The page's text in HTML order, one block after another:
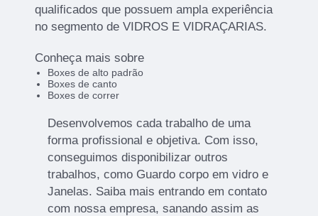
qualificados que possuem ampla experiência
no segmento de VIDROS E VIDRAÇARIAS.
Conheça mais sobre
Boxes de alto padrão
Boxes de canto
Boxes de correr
Desenvolvemos cada trabalho de uma
forma profissional e objetiva. Com isso,
conseguimos disponibilizar outros
trabalhos, como Guardo corpo em vidro e
Janelas. Saiba mais entrando em contato
com nossa empresa, sanando assim as